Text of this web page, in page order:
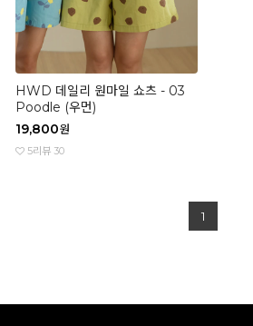
HWD 데일리 원마일 쇼츠 - 03
Poodle (우먼)
19,800원
5리뷰 30
1